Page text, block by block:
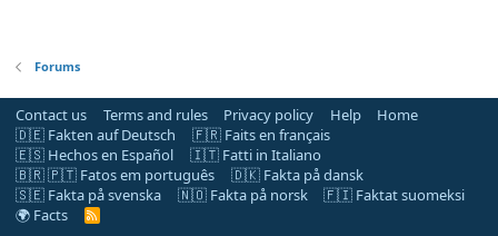
Forums
Contact us Terms and rules Privacy policy Help
Home
🇩🇪 Fakten auf Deutsch
🇫🇷 Faits en français
🇪🇸 Hechos en Español
🇮🇹 Fatti in Italiano
🇧🇷 🇵🇹 Fatos em português
🇩🇰 Fakta på dansk
🇸🇪 Fakta på svenska
🇳🇴 Fakta på norsk
🇫🇮 Faktat suomeksi
🌍 Facts
R